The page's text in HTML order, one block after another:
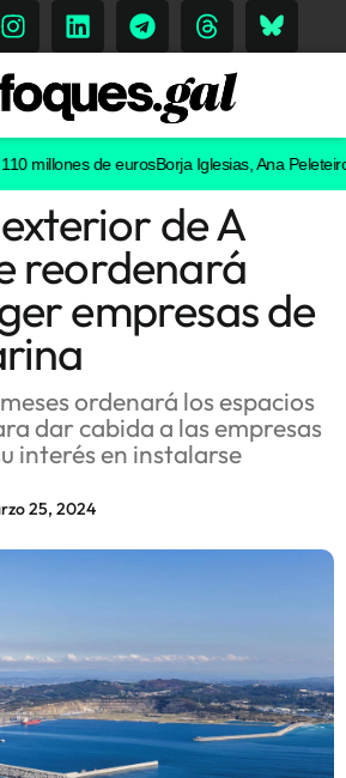
de eurosBorja Iglesias, Ana Peleteiro o
de A
reordenará
empresas de
ordenará los espacios
dar cabida a las empresas
interés en instalarse
25, 2024